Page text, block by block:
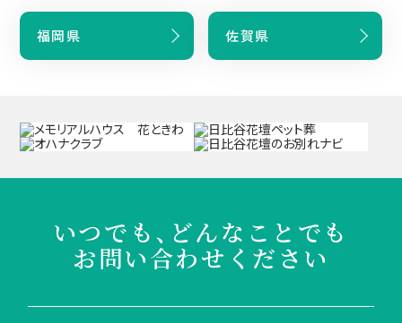
福岡県 佐賀県
いつでも、どんなことでも
お問い合わせください